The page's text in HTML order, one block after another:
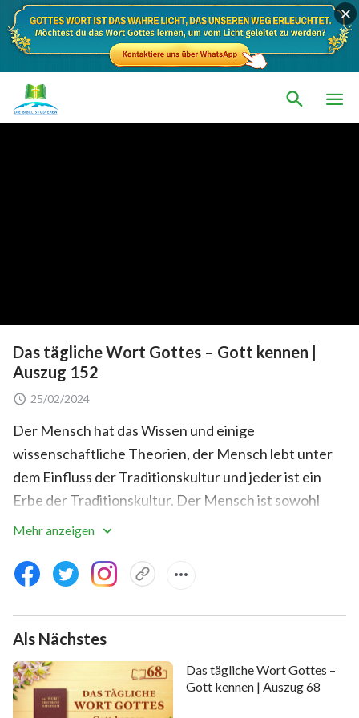
Das tägliche Wort Gottes – Gott kennen |
Auszug 152
25/02/2024
Der Mensch hat das Wissen und einige
wissenschaftliche Theorien, der Mensch lebt unter
dem Einfluss der Traditionskultur und jeder ist ein
Erbe der Traditionskultur. Der Mensch ist sowohl
daran gebunden, die ihm von Satan übergebene
Übereinstimmung mit den sozialen Trends zu
handeln, die Satan den Menschen zur Verfügung
stellt. Obwohl er von Satan nicht zu trennen ist, bei
allem, was Satan zu allen Zeiten tut, kooperiert, seine
Täuschung, Arroganz, Arglist und Bosheit akzeptiert
– nachdem er diese Gesinnungen Satans besitzt – ist
der Mensch glücklich oder traurig unter den
Mehr anzeigen
Als Nächstes
Das tägliche Wort Gottes –
Gott kennen | Auszug 68